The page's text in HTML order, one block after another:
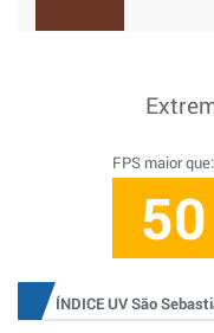
FPS maior que:
50
ÍNDICE UV São